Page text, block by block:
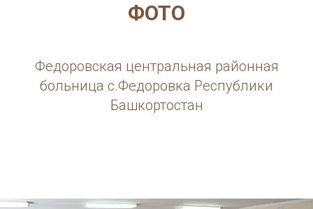
ФОТО
Федоровская центральная районная
больница с.Федоровка Республики
Башкортостан